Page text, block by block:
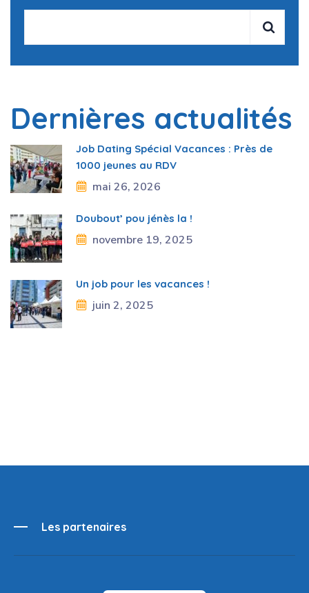
Dernières actualités
Job Dating Spécial Vacances : Près de
1000 jeunes au RDV
mai 26, 2026
Doubout’ pou jénès la !
novembre 19, 2025
Un job pour les vacances !
juin 2, 2025
Les partenaires